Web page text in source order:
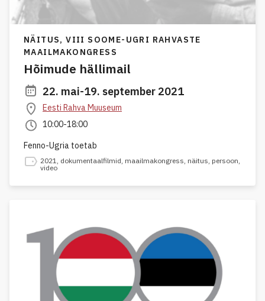
NÄITUS,VIII SOOME-UGRI RAHVASTE
MAAILMAKONGRESS
Hõimude hällimail
22. mai-19. september 2021
Eesti Rahva Muuseum
10:00-18:00
Fenno-Ugria toetab
2021, dokumentaalfilmid, maailmakongress, näitus, persoon,
video